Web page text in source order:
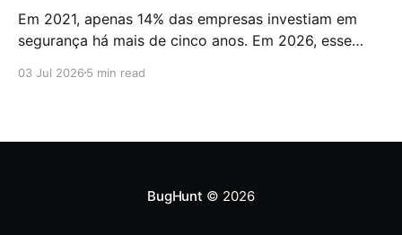
Em 2021, apenas 14% das empresas investiam em
segurança há mais de cinco anos. Em 2026, esse
para que a maioria do mercado cruzasse a fronteira
histórica conduzida pela
03 Jul 2026 5 min read
BugHunt © 2026